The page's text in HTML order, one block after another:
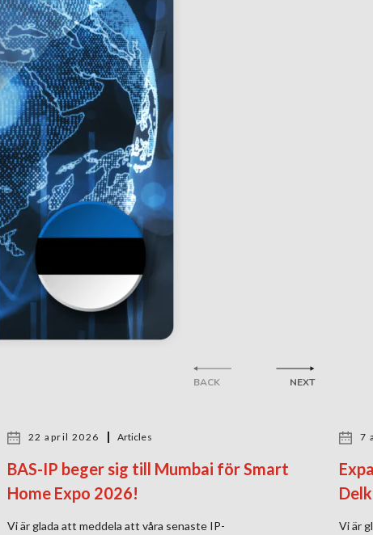
BACK
22 april 2026 Articles
BAS-IP beger sig till Mumbai för Smart
Home Expo 2026!
Vi är glada att meddela att våra senaste IP-
7
Vi är
NEXT